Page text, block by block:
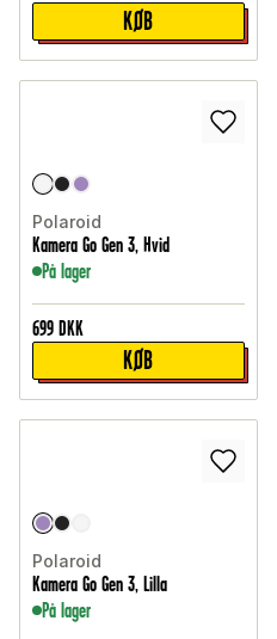
KØB
Polaroid
Kamera Go Gen 3, Hvid
På lager
699 DKK
KØB
Polaroid
Kamera Go Gen 3, Lilla
På lager